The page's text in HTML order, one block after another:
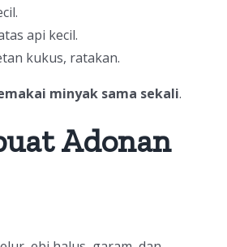
api kecil.
kukus, ratakan.
minyak sama sekali.
Adonan